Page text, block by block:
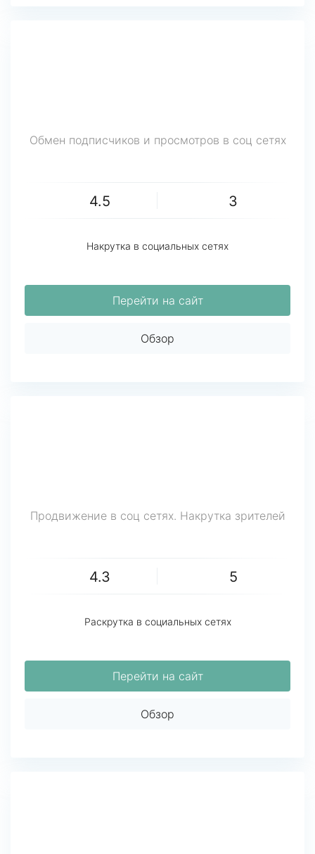
Обмен подписчиков и просмотров в соц сетях
4.5 3
Накрутка в социальных сетях
Перейти на сайт
Обзор
Продвижение в соц сетях. Накрутка зрителей
4.3 5
Раскрутка в социальных сетях
Перейти на сайт
Обзор